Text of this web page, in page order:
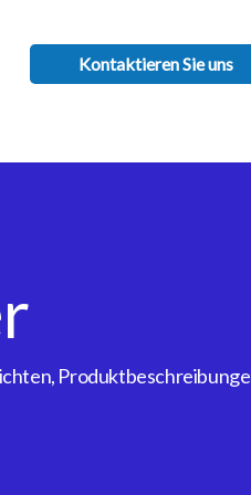
Kontaktieren Sie uns